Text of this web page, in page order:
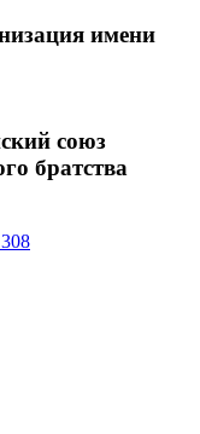
имени
союз
братства